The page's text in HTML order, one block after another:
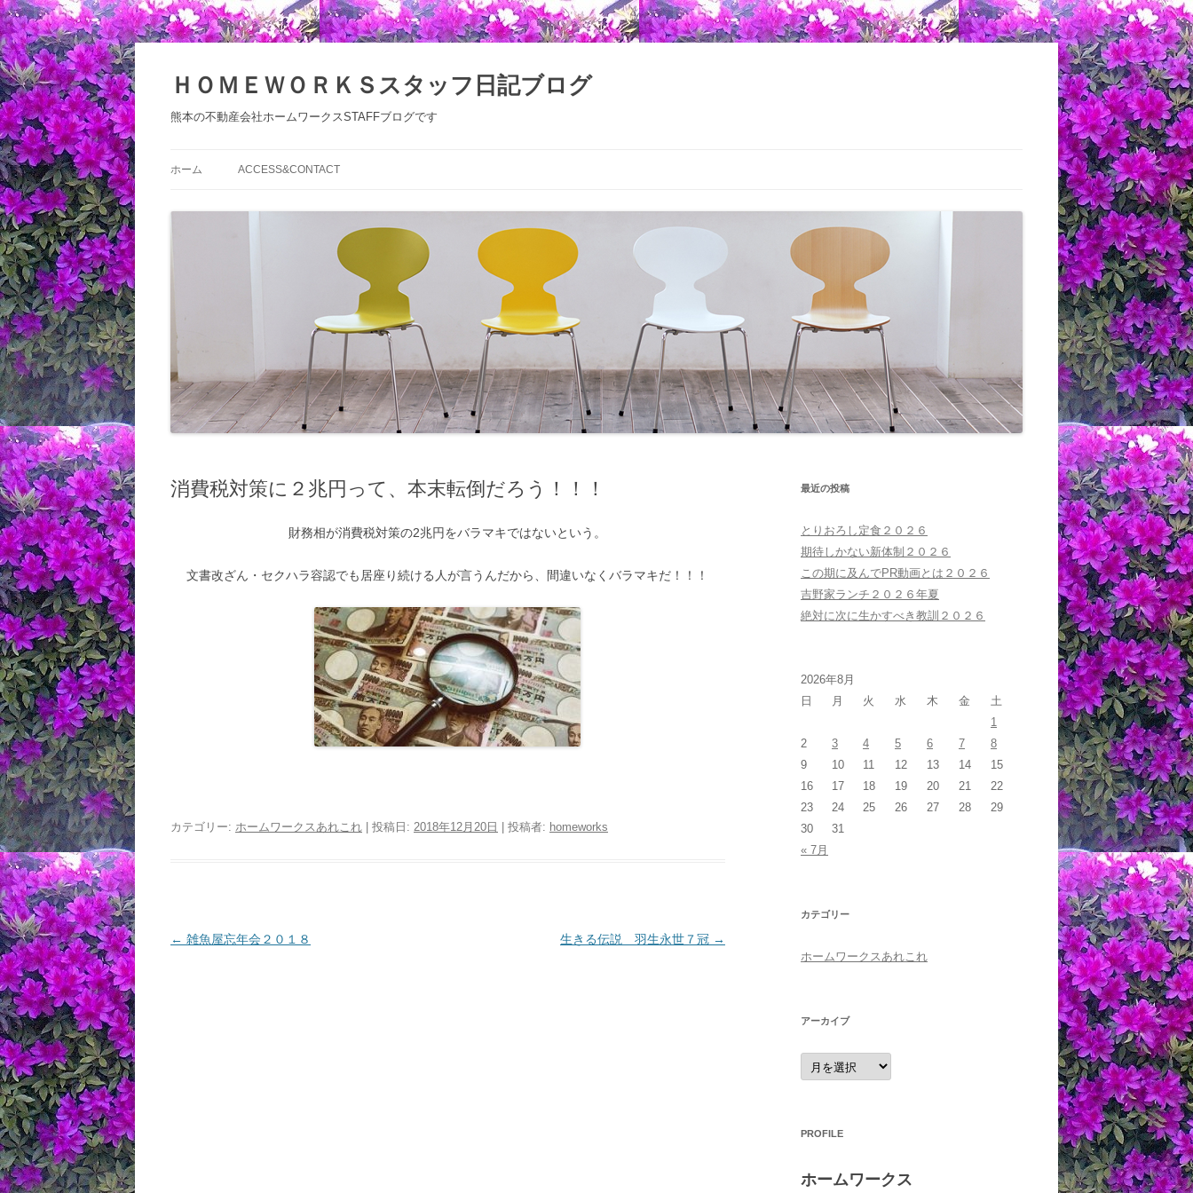
ン
ツ
へ
ス
ＨＯＭＥＷＯＲＫＳスタッフ日記ブログ
熊本の不動産会社ホームワークスSTAFFブログです
ホーム ACCESS&CONTACT
消費税対策に２兆円って、本末転倒だろう！！！
財務相が消費税対策の2兆円をバラマキではないという。
文書改ざん・セクハラ容認でも居座り続ける人が言うんだから、間違いなくバラマキだ！！！
カテゴリー: ホームワークスあれこれ | 投稿日: 2018年12月20日 投稿者: homeworks
投
← 雑魚屋忘年会２０１８ 生きる伝説 羽生永世７冠 →
最近の投稿
とりおろし定食２０２６
期待しかない新体制２０２６
この期に及んでPR動画とは２０２６
吉野家ランチ２０２６年夏
絶対に次に生かすべき教訓２０２６
2026年8月
日
月 火 水 木 金
土
1
2
3 4 5 6 7
8
9
10 11 12 13 14
15
16
17 18 19 20 21
22
23
24 25 26 27 28
29
30
31
« 7月
カテゴリー
ホームワークスあれこれ
アーカイブ
ア
ー
カ
PROFILE
ホームワークス